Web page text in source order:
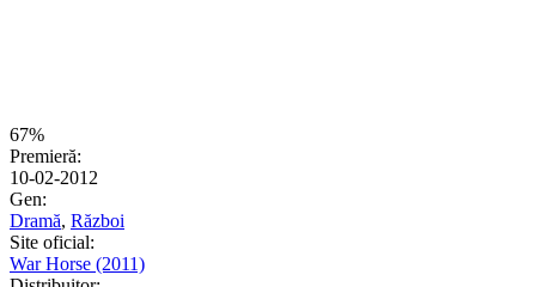
67%
Premieră:
10-02-2012
Gen:
Dramă, Război
Site oficial:
War Horse (2011)